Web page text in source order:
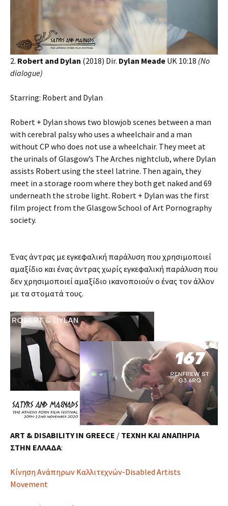
2. Robert and Dylan (2018) Dir. Dylan Meade UK 10:18 (No
dialogue)
Starring: Robert and Dylan
Robert + Dylan shows two blowjob scenes between a man
with cerebral palsy who uses a wheelchair and a man
without CP who does not use a wheelchair. They meet at
the urinals of Glasgow’s The Arches nightclub, where Dylan
assists Robert using the steel latrine. Then again, they
meet in a storage room where they both get naked and 69
underneath the strobe light. Robert + Dylan was the first
film project from the Glasgow School of Art Pornography
society.
Ένας άντρας με εγκεφαλική παράλυση που χρησιμοποιεί
αμαξίδιο και ένας άντρας χωρίς εγκεφαλική παράλυση που
δεν χρησιμοποιεί αμαξίδιο ικανοποιούν ο ένας τον άλλον
με τα στοματά τους.
ART & DISABILITY IN GREECE / ΤΕΧΝΗ ΚΑΙ ΑΝΑΠΗΡΙΑ
ΣΤΗΝ ΕΛΛΑΔΑ:
Κίνηση Ανάπηρων Καλλιτεχνών-Disabled Artists
Movement